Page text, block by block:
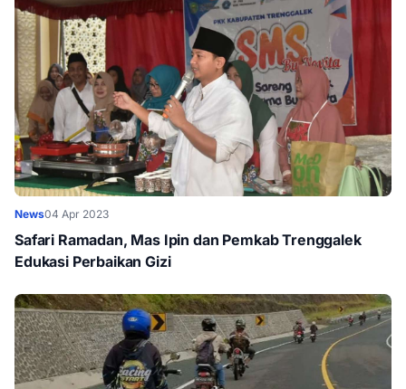
News04 Apr 2023
Safari Ramadan, Mas Ipin dan Pemkab Trenggalek
Edukasi Perbaikan Gizi